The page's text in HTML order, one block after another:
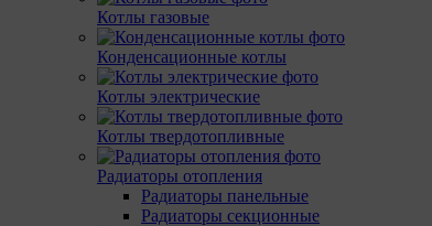
Котлы газовые
Конденсационные котлы
Котлы электрические
Котлы твердотопливные
Радиаторы отопления
Радиаторы панельные
Радиаторы секционные